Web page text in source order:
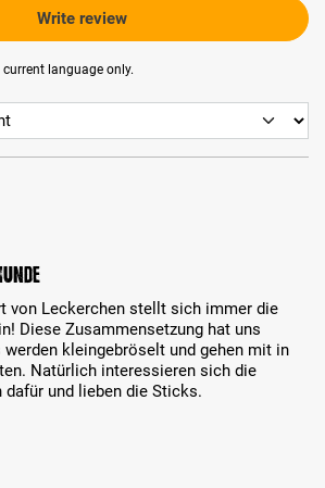
Write review
current language only.
out of 5 stars
von Leckerchen stellt sich immer die
Diese Zusammensetzung hat uns
werden kleingebröselt und gehen mit in
Natürlich interessieren sich die
dafür und lieben die Sticks.